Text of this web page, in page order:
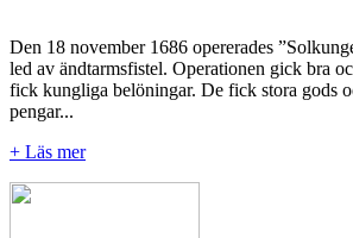
Den 18 november 1686 opererades
led av ändtarmsfistel. Operationen gick bra
fick kungliga belöningar. De fick stora gods
pengar...
+ Läs mer